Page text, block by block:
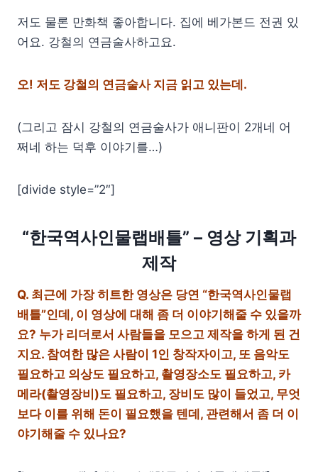
저도 물론 만화책 좋아합니다. 집에 베가본드 전권 있
어요. 강철의 연금술사하고요.
오! 저도 강철의 연금술사 지금 읽고 있는데.
(그리고 잠시 강철의 연금술사가 애니판이 2개네 어
쩌네 하는 덕후 이야기를…)
[divide style=”2″]
“한국역사인물랩배틀” – 영상 기획과
제작
Q. 최근에 가장 히트한 영상은 당연 “한국역사인물랩
배틀”인데, 이 영상에 대해 좀 더 이야기해줄 수 있을까
요? 누가 리더로서 사람들을 모으고 제작을 하게 된 건
지요. 참여한 많은 사람이 1인 창작자이고, 또 음악도
필요하고 의상도 필요하고, 촬영장소도 필요하고, 카
메라(촬영장비)도 필요하고, 장비도 많이 들었고, 무엇
보다 이를 위해 돈이 필요했을 텐데, 관련해서 좀 더 이
야기해줄 수 있나요?